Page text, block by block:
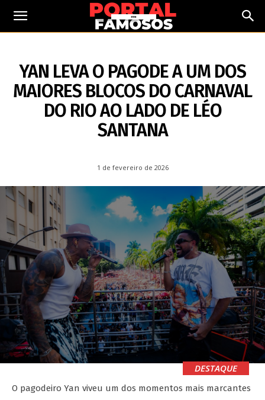
1 DE FEVEREIRO DE 2026
YAN LEVA O PAGODE A UM DOS
MAIORES BLOCOS DO CARNAVAL
DO RIO AO LADO DE LÉO
SANTANA
1 de fevereiro de 2026
DESTAQUE
O pagodeiro Yan viveu um dos momentos mais marcantes